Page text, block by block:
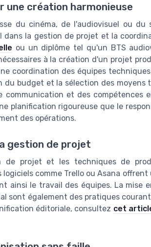
une création harmonieuse
du cinéma, de l'audiovisuel ou du
la gestion de projet et la
ou un diplôme tel qu'un BTS
à la création d'un projet
coordination des équipes
budget et la sélection des moyens
communication et des compétences
planification rigoureuse que le
des opérations.
gestion de projet
projet et les techniques de
comme Trello ou Asana
ainsi le travail des équipes. La mise
sont également des pratiques
éditoriale, consultez cet